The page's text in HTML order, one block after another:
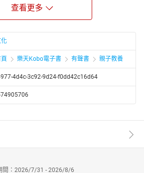
辨析過去、現在和未來
兒童的中國歷史，將中華五千年歷史濃
碎的歷史事件，變得像是黑白電影般清楚
物也全部變成「古代老朋友」……歷史故事
史，讓大人對於歷史改觀的書。更是一
中國豐富的歷史觀念、智慧，帶入孩子生
整人格通識教育的兒童經典鉅作。
》全套15冊，全套書99個單元，以孩子
，並學會思考歷史，以得到有益於己的智
想、發表的安排，能拓展孩子的思考深度
查看更多
樂天Kobo電子書 有聲書 親子教養
4d4c-3c92-9d24-f0dd42c16d64
間：2026/7/31 - 2026/8/6